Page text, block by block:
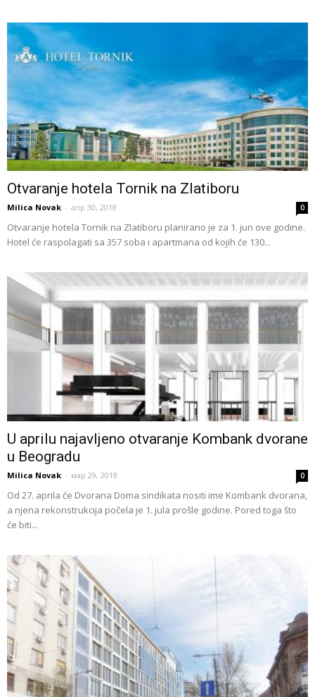
Otvaranje hotela Tornik na Zlatiboru
Milica Novak - апр 30, 2018 0
Otvaranje hotela Tornik na Zlatiboru planirano je za 1. jun ove godine.
Hotel će raspolagati sa 357 soba i apartmana od kojih će 130...
U aprilu najavljeno otvaranje Kombank dvorane
u Beogradu
Milica Novak - мар 29, 2018 0
Od 27. aprila će Dvorana Doma sindikata nositi ime Kombank dvorana,
a njena rekonstrukcija počela je 1. jula prošle godine. Pored toga što
će biti...